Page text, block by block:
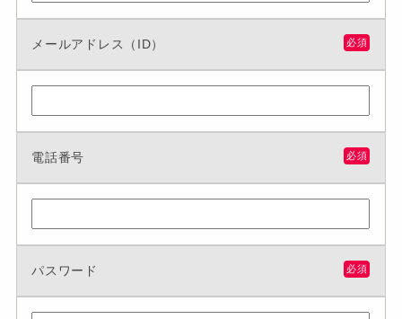
メールアドレス（ID） 必須
電話番号 必須
パスワード 必須